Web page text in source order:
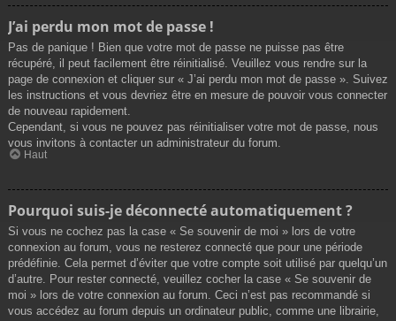
J’ai perdu mon mot de passe !
Pas de panique ! Bien que votre mot de passe ne puisse pas être
récupéré, il peut facilement être réinitialisé. Veuillez vous rendre sur la
page de connexion et cliquer sur « J’ai perdu mon mot de passe ». Suivez
les instructions et vous devriez être en mesure de pouvoir vous connecter
de nouveau rapidement.
Cependant, si vous ne pouvez pas réinitialiser votre mot de passe, nous
vous invitons à contacter un administrateur du forum.
Haut
Pourquoi suis-je déconnecté automatiquement ?
Si vous ne cochez pas la case « Se souvenir de moi » lors de votre
connexion au forum, vous ne resterez connecté que pour une période
prédéfinie. Cela permet d’éviter que votre compte soit utilisé par quelqu’un
d’autre. Pour rester connecté, veuillez cocher la case « Se souvenir de
moi » lors de votre connexion au forum. Ceci n’est pas recommandé si
vous accédez au forum depuis un ordinateur public, comme une librairie,